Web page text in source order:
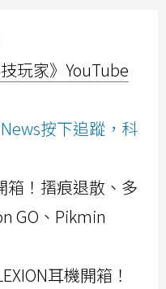
玩家》YouTube
按下追蹤，科
箱！摺痕退散、多
GO、Pikmin
耳機開箱！